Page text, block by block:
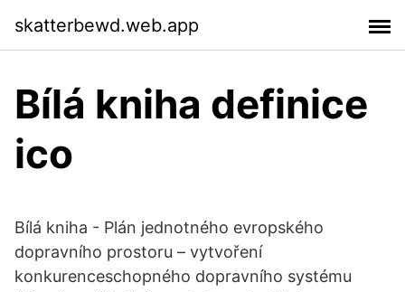
skatterbewd.web.app
Bílá kniha definice
ico
Bílá kniha - Plán jednotného evropského
dopravního prostoru – vytvoření
konkurenceschopného dopravního systému